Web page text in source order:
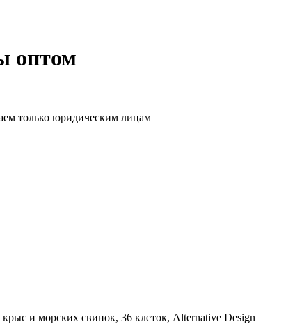
оптом
только юридическим лицам
и морских свинок, 36 клеток, Alternative Design